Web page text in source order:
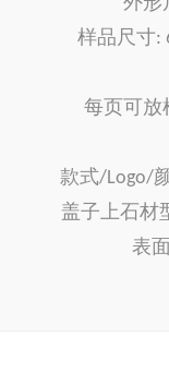
样品尺寸:
每页可放
款式/Logo/
盖子上石材
表